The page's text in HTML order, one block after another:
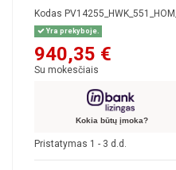
Kodas
Yra prekyboje.
940,35 €
Su mokesčiais
Kokia būtų įmoka?
Pristatymas 1 - 3 d.d.